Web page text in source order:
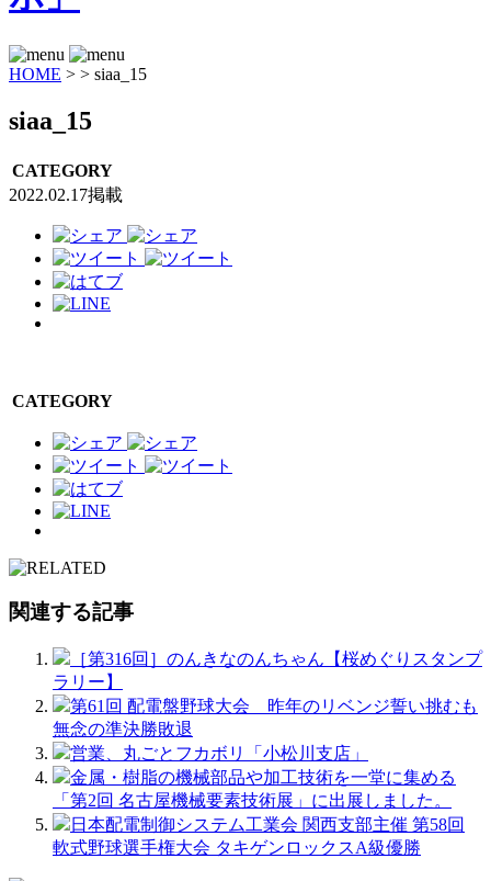
HOME > > siaa_15
siaa_15
CATEGORY
2022.02.17掲載
CATEGORY
関連する記事
［第316回］のんきなのんちゃん【桜めぐりスタンプ
ラリー】
第61回 配電盤野球大会 昨年のリベンジ誓い挑むも
無念の準決勝敗退
営業、丸ごとフカボリ「小松川支店」
金属・樹脂の機械部品や加工技術を一堂に集める
「第2回 名古屋機械要素技術展」に出展しました。
日本配電制御システム工業会 関西支部主催 第58回
軟式野球選手権大会 タキゲンロックスA級優勝